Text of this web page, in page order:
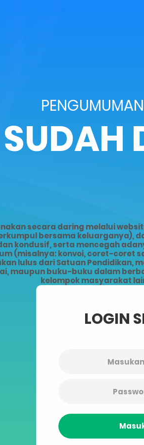
SUDAH
secara daring melalui
bersama keluarganya),
kondusif, serta mencegah
(misalnya: konvoi, coret-coret
lulus dari Satuan Pendidikan,
maupun buku-buku dalam
kelompok masyarakat
LOGIN